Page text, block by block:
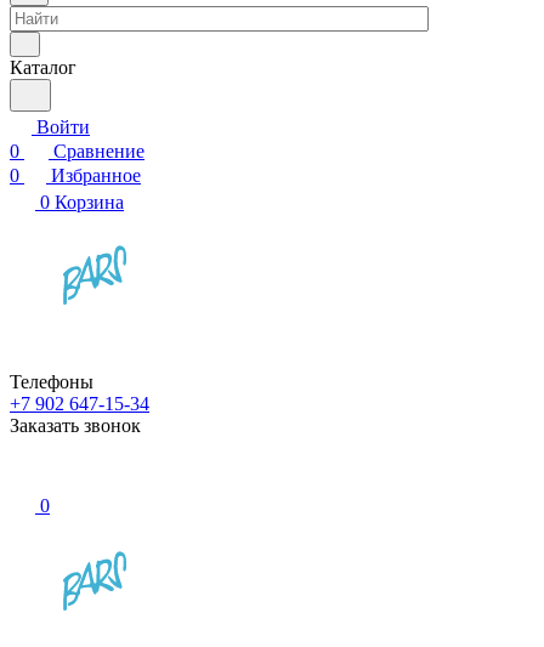
Каталог
Войти
0
Сравнение
0
Избранное
0 Корзина
Телефоны
+7 902 647-15-34
Заказать звонок
0